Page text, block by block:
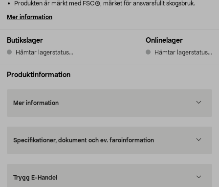
Butikslager
Hämtar lagerstatus...
Onlinelager
Hämtar lagerstatus...
Produkten är märkt med FSC®, märket för ansvarsfullt skogsbruk.
Mer information
Produktinformation
Mer information
Specifikationer, dokument och ev. faroinformation
Trygg E-Handel